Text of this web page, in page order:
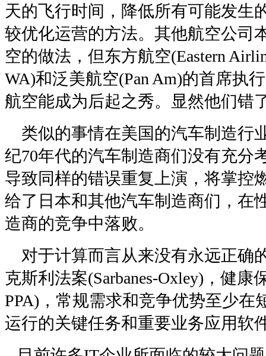
天的飞行时间，降低所有可能发生
较优化运营的方法。其他航空公司
空的做法，但东方航空(Eastern
WA)和泛美航空(Pan Am)的首席执
航空能成为后起之秀。显然他们错
类似的事情在美国的汽车制造行
纪70年代的汽车制造商们没有充分
导致同样的错误重复上演，将掌控
给了日本和其他汽车制造商们，在
造商的竞争中落败。
对于计算而言从来没有永远正确
克斯利法案(Sarbanes-Oxley)，健
PPA)，常规需求和竞争优势至少在
运行的关键任务和重要业务应用软